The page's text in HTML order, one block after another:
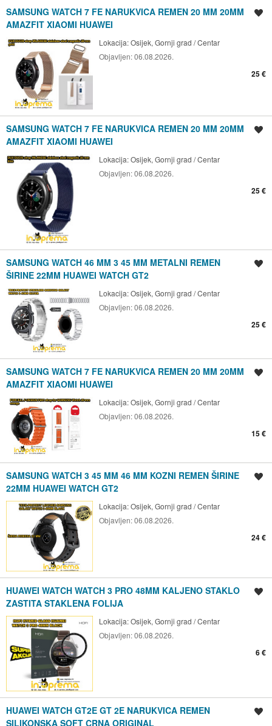
SAMSUNG WATCH 7 FE NARUKVICA REMEN 20 MM 20MM
AMAZFIT XIAOMI HUAWEI
Lokacija:Osijek, Gornji grad / Centar
Objavljen:06.08.2026.
25 €
SAMSUNG WATCH 7 FE NARUKVICA REMEN 20 MM 20MM
AMAZFIT XIAOMI HUAWEI
Lokacija:Osijek, Gornji grad / Centar
Objavljen:06.08.2026.
25 €
SAMSUNG WATCH 46 MM 3 45 MM METALNI REMEN
ŠIRINE 22MM HUAWEI WATCH GT2
Lokacija:Osijek, Gornji grad / Centar
Objavljen:06.08.2026.
25 €
SAMSUNG WATCH 7 FE NARUKVICA REMEN 20 MM 20MM
AMAZFIT XIAOMI HUAWEI
Lokacija:Osijek, Gornji grad / Centar
Objavljen:06.08.2026.
15 €
SAMSUNG WATCH 3 45 MM 46 MM KOZNI REMEN ŠIRINE
22MM HUAWEI WATCH GT2
Lokacija:Osijek, Gornji grad / Centar
Objavljen:06.08.2026.
24 €
HUAWEI WATCH WATCH 3 PRO 48MM KALJENO STAKLO
ZASTITA STAKLENA FOLIJA
Lokacija:Osijek, Gornji grad / Centar
Objavljen:06.08.2026.
6 €
HUAWEI WATCH GT2E GT 2E NARUKVICA REMEN
SILIKONSKA SOFT CRNA ORIGINAL